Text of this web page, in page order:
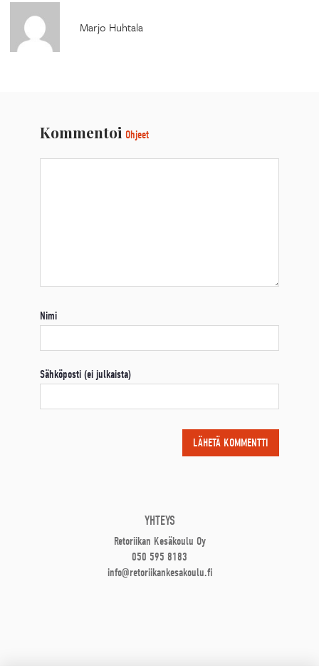
Marjo Huhtala
Kommentoi Ohjeet
Nimi
Sähköposti (ei julkaista)
YHTEYS
Retoriikan Kesäkoulu Oy
050 595 8183
info@retoriikankesakoulu.fi